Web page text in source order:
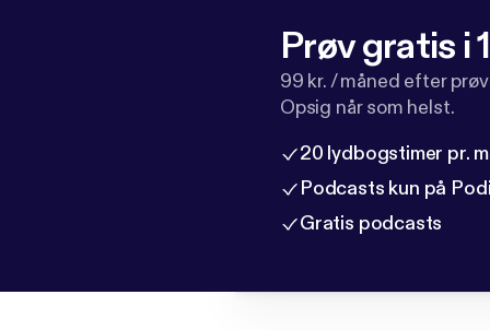
Prøv gratis i
99 kr. / måned efter
Opsig når som helst.
20 lydbogstimer pr.
Podcasts kun på
Gratis podcasts